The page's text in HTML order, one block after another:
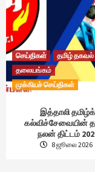
செய்திகள்
தமிழ்
தலையங்கம்
முக்கியச் செய்திகள்
இத்தாலி தமிழ்க்
கல்விச்சேவையின்
நலன் திட்டம்
8 ஜூலை 2026